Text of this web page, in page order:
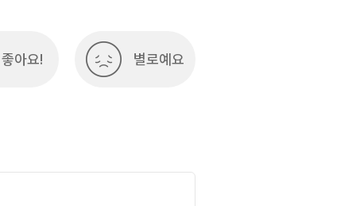
좋아요! 별로예요